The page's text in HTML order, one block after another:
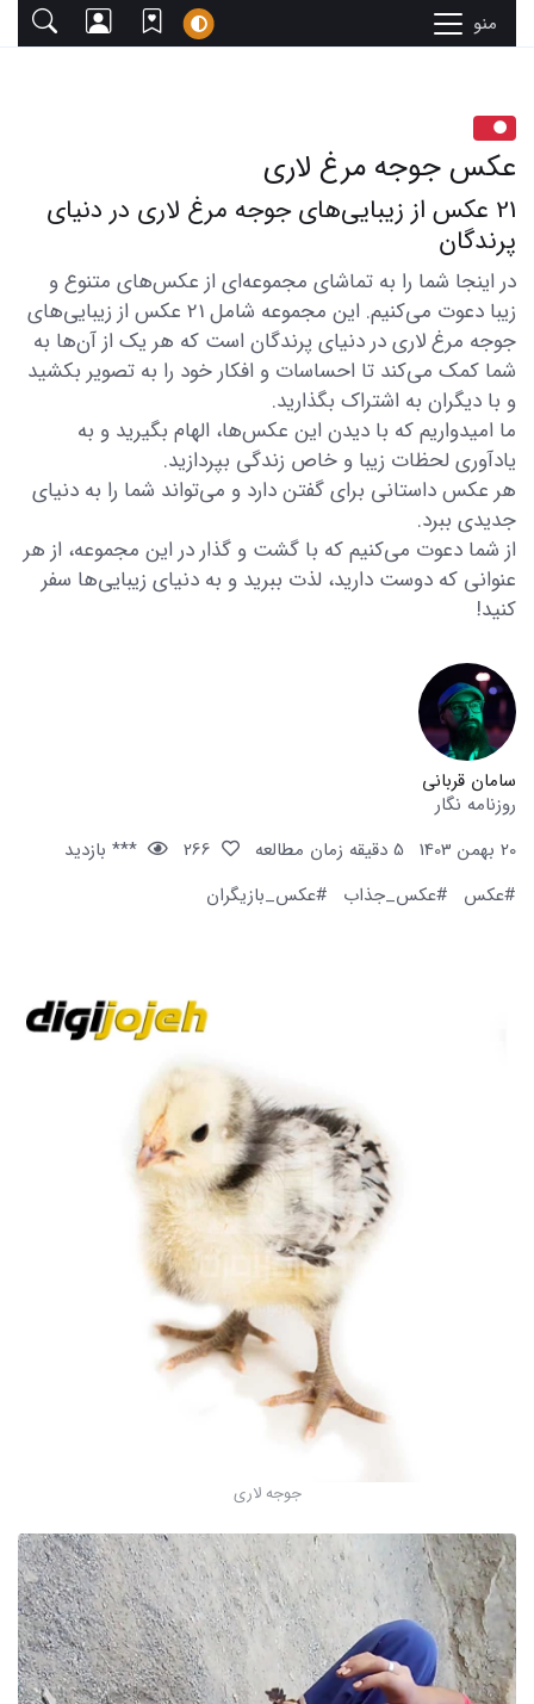
منو
عکس جوجه مرغ لاری
21 عکس از زیبایی‌های جوجه مرغ لاری در دنیای
پرندگان
در اینجا شما را به تماشای مجموعه‌ای از عکس‌های متنوع و
زیبا دعوت می‌کنیم. این مجموعه شامل 21 عکس از زیبایی‌های
جوجه مرغ لاری در دنیای پرندگان است که هر یک از آن‌ها به
شما کمک می‌کند تا احساسات و افکار خود را به تصویر بکشید
و با دیگران به اشتراک بگذارید.
ما امیدواریم که با دیدن این عکس‌ها، الهام بگیرید و به
یادآوری لحظات زیبا و خاص زندگی بپردازید.
هر عکس داستانی برای گفتن دارد و می‌تواند شما را به دنیای
جدیدی ببرد.
از شما دعوت می‌کنیم که با گشت و گذار در این مجموعه، از هر
عنوانی که دوست دارید، لذت ببرید و به دنیای زیبایی‌ها سفر
کنید!
سامان قربانی
روزنامه نگار
20 بهمن 1403
5 دقیقه زمان مطالعه
*** بازدید
#عکس
#عکس_جذاب #عکس_بازیگران
جوجه لاری